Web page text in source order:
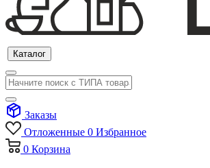
Каталог
Заказы
Отложенные 0 Избранное
0 Корзина